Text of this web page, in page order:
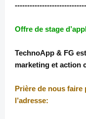
Offre de stage
TechnoApp & FG
marketing et action
Prière de nous faire
l’adresse: